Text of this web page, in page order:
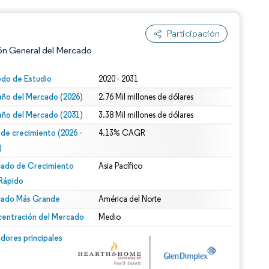
Participación
General del Mercado
de Estudio 2020 - 2031
del Mercado (2026) 2.76 Mil millones de dólares
del Mercado (2031) 3.38 Mil millones de dólares
de crecimiento (2026 -
4.13% CAGR
de Crecimiento
Asia Pacífico
Más Grande América del Norte
del Mercado Medio
principales
© Mordor Intelligence. El uso requiere atribución según CC BY 4.0.
CC BY 4.0.